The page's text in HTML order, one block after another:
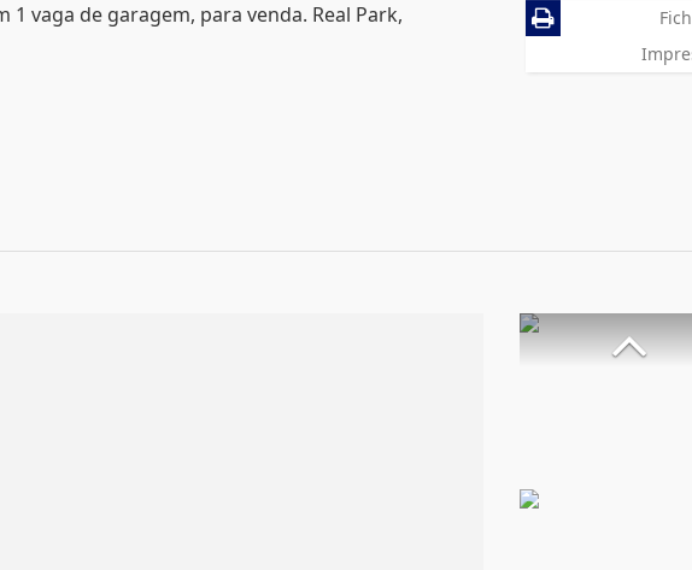
vaga de garagem, para venda. Real Park,